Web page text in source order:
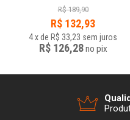
R$ 189,90
R$ 132,93
4xde R$ 33,23 sem juros
R$ 126,28no pix